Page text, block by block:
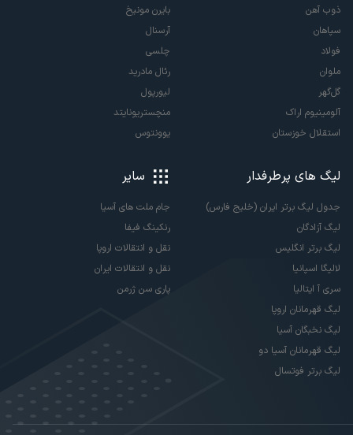
ذوب آهن
سپاهان
فولاد
ملوان
گل‌گهر
آلومینیوم اراک
استقلال خوزستان
بایرن مونیخ
آرسنال
چلسی
رئال مادرید
لیورپول
منچستریونایتد
یوونتوس
لیگ های پرطرفدار
جدول لیگ برتر ایران (خلیج فارس)
لیگ آزادگان
لیگ برتر انگلیس
لالیگا اسپانیا
سری آ ایتالیا
لیگ قهرمانان اروپا
لیگ نخبگان آسیا
لیگ قهرمانان آسیا دو
لیگ برتر فوتسال
سایر
جام ملت های آسیا
رنکینگ فیفا
نقل و انتقالات اروپا
نقل و انتقالات ایران
پاری سن ژرمن